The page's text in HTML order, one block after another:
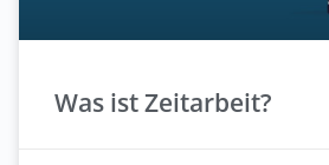
Was ist Zeitarbeit?